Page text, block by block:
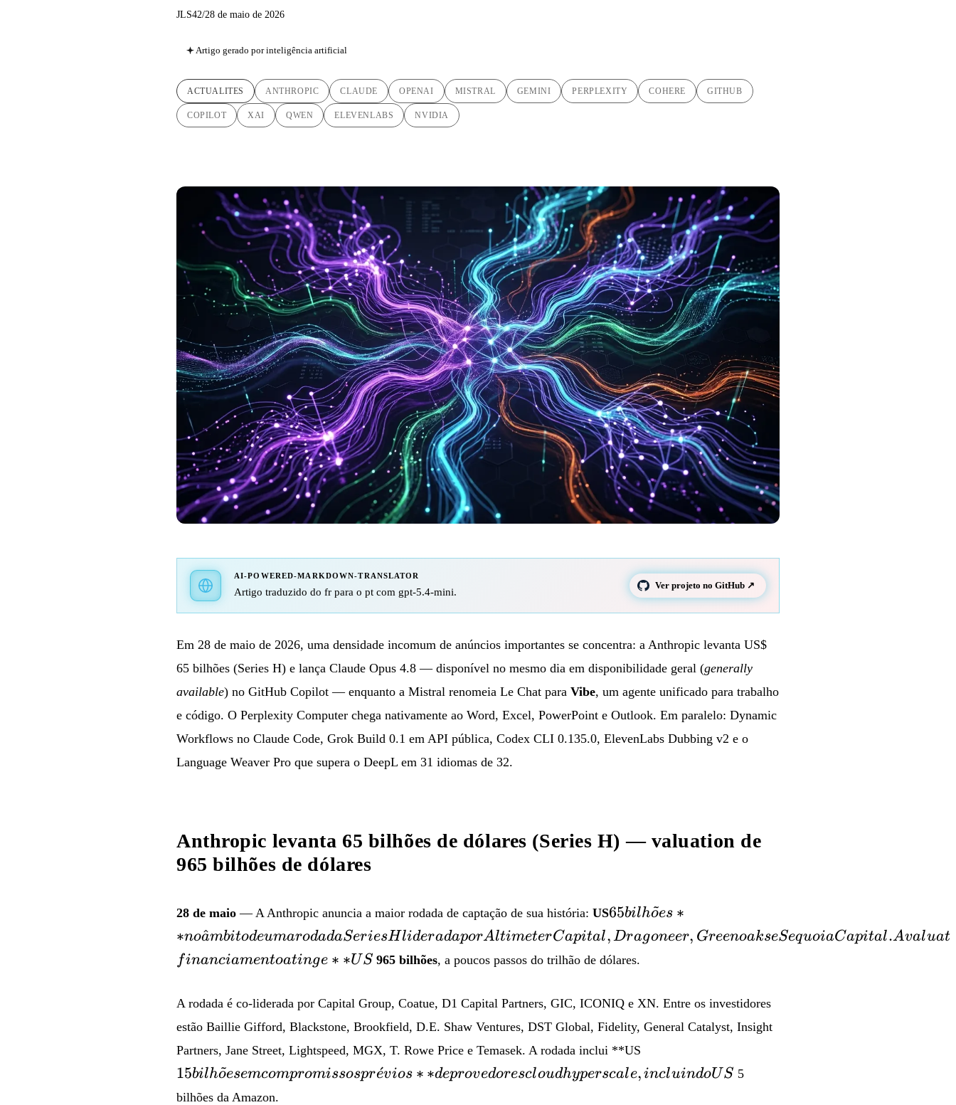
JLS42/28 de maio de 2026
Artigo gerado por inteligência artificial
ACTUALITES ANTHROPIC CLAUDE OPENAI MISTRAL GEMINI PERPLEXITY COHERE GITHUB
COPILOT XAI QWEN ELEVENLABS NVIDIA
AI-POWERED-MARKDOWN-TRANSLATOR
Artigo traduzido do fr para o pt com gpt-5.4-mini.
Ver projeto no GitHub ↗
Em 28 de maio de 2026, uma densidade incomum de anúncios importantes se concentra: a Anthropic levanta US$
65 bilhões (Series H) e lança Claude Opus 4.8 — disponível no mesmo dia em disponibilidade geral (generally
available) no GitHub Copilot — enquanto a Mistral renomeia Le Chat para Vibe, um agente unificado para trabalho
e código. O Perplexity Computer chega nativamente ao Word, Excel, PowerPoint e Outlook. Em paralelo: Dynamic
Workflows no Claude Code, Grok Build 0.1 em API pública, Codex CLI 0.135.0, ElevenLabs Dubbing v2 e o
Language Weaver Pro que supera o DeepL em 31 idiomas de 32.
Anthropic levanta 65 bilhões de dólares (Series H) — valuation de
965 bilhões de dólares
28 de maio — A Anthropic anuncia a maior rodada de captação de sua história: US65 bilhões**
no âmbito de
uma rodada
Series H
Altimeter
Capital,
Dragoneer,
Greenoaks e
Sequoia
65bilho
~es ∗
∗noa
^mbitodeumarodadaSeriesHlideradaporAltimeterCapital, Dragoneer, GreenoakseSequoiaCapital.Avaluati
financiamentoatinge ∗ ∗US 965 bilhões, a poucos passos do trilhão de dólares.
A rodada é co-liderada por Capital Group, Coatue, D1 Capital Partners, GIC, ICONIQ e XN. Entre os investidores
estão Baillie Gifford, Blackstone, Brookfield, D.E. Shaw Ventures, DST Global, Fidelity, General Catalyst, Insight
Partners, Jane Street, Lightspeed, MGX, T. Rowe Price e Temasek. A rodada inclui **US
compromissos
prévios** de
15bilho
~esemcompromissospre
ˊvios ∗ ∗deprovedorescloudhyperscale, incluindoUS 5
bilhões da Amazon.